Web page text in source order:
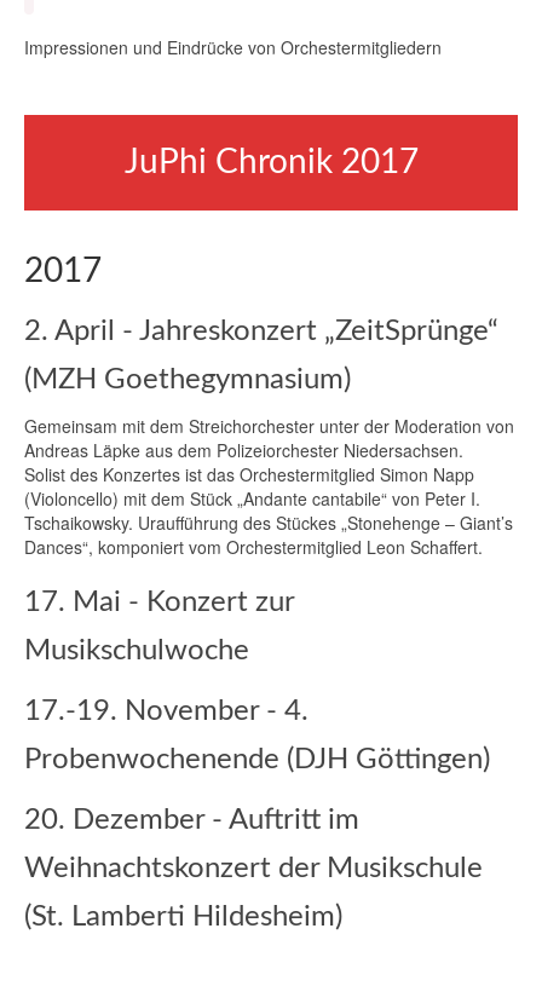
Impressionen und Eindrücke von Orchestermitgliedern
JuPhi Chronik 2017
2017
2. April - Jahreskonzert „ZeitSprünge“
(MZH Goethegymnasium)
Gemeinsam mit dem Streichorchester unter der Moderation von
Andreas Läpke aus dem Polizeiorchester Niedersachsen.
Solist des Konzertes ist das Orchestermitglied Simon Napp
(Violoncello) mit dem Stück „Andante cantabile“ von Peter I.
Tschaikowsky. Uraufführung des Stückes „Stonehenge – Giant’s
Dances“, komponiert vom Orchestermitglied Leon Schaffert.
17. Mai - Konzert zur
Musikschulwoche
17.-19. November - 4.
Probenwochenende (DJH Göttingen)
20. Dezember - Auftritt im
Weihnachtskonzert der Musikschule
(St. Lamberti Hildesheim)